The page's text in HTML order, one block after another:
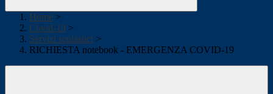
Home >
Covid-19 >
Servizi scolastici >
RICHIESTA notebook - EMERGENZA COVID-19